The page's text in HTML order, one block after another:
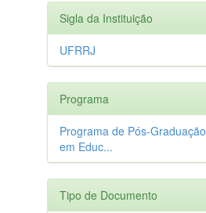
Sigla da Instituição
UFRRJ
Programa
Programa de Pós-Graduação
em Educ...
Tipo de Documento